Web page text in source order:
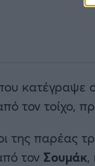
κατέγραψε
τον τοίχο,
της παρέας
τον Σουμάκ,